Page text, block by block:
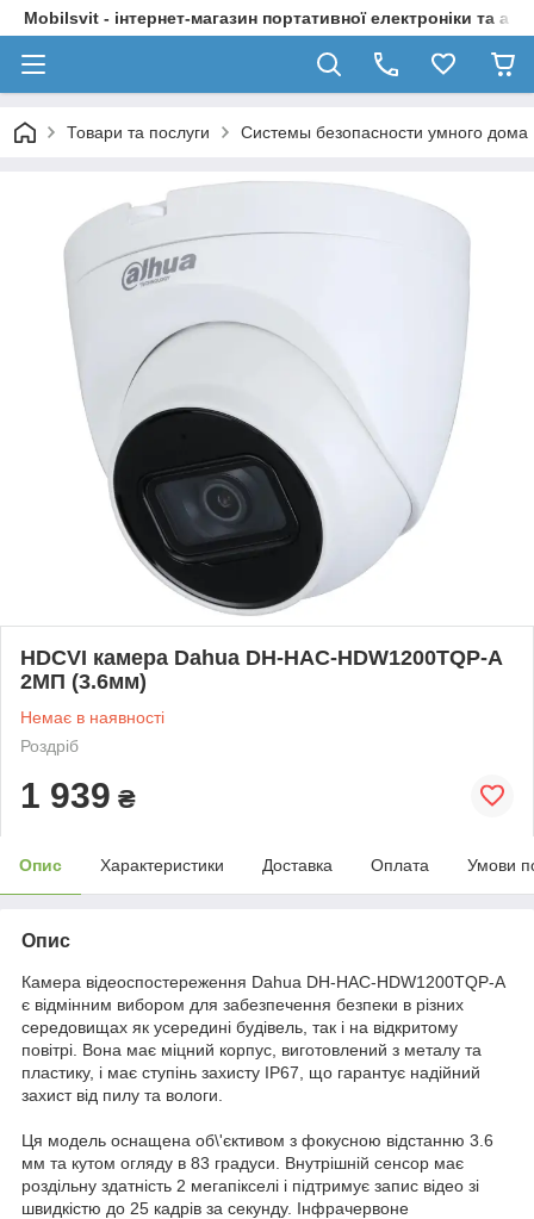
Mobilsvit - інтернет-магазин портативної електроніки та
Товари та послуги Системы безопасности умного дома
HDCVI камера Dahua DH-HAC-HDW1200TQP-A
2МП (3.6мм)
Немає в наявності
Роздріб
1 939 ₴
Опис Характеристики Доставка Оплата Умови
Опис
Камера відеоспостереження Dahua DH-HAC-HDW1200TQP-A
є відмінним вибором для забезпечення безпеки в різних
середовищах як усередині будівель, так і на відкритому
повітрі. Вона має міцний корпус, виготовлений з металу та
пластику, і має ступінь захисту IP67, що гарантує надійний
захист від пилу та вологи.
Ця модель оснащена об\'єктивом з фокусною відстанню 3.6
мм та кутом огляду в 83 градуси. Внутрішній сенсор має
роздільну здатність 2 мегапікселі і підтримує запис відео зі
швидкістю до 25 кадрів за секунду. Інфрачервоне